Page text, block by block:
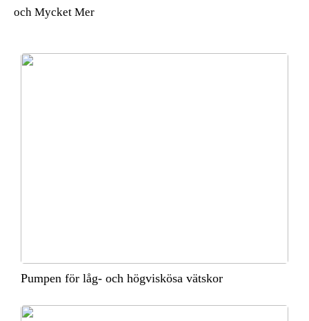
och Mycket Mer
Pumpen för låg- och högviskösa vätskor